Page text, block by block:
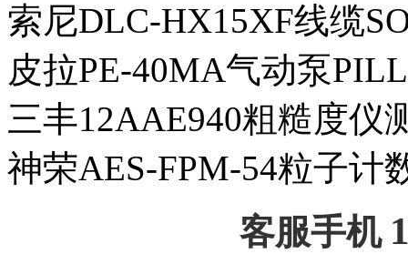
索尼DLC-HX15XF线缆
皮拉PE-40MA气动泵
三丰12AAE940粗糙度仪
神荣AES-FPM-54粒子计
客服手机